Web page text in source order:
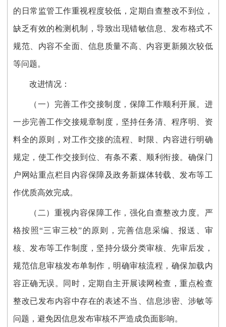
的日常监管工作重视程度较低，定期自查整改不到位，
缺乏有效的检测机制，导致出现错敏信息、发布格式不
规范、内容不全面、信息质量不高、内容更新频次较低
等问题。
改进情况：
（一） 完善工作交接制度，保障工作顺利开展。 进
一步完善工作交接规章制度，坚持任务清、程序明、资
料全的原则，对工作交接的流程、时限、内容进行明确
规定，使工作交接到位、有条不紊、顺利衔接。确保门
户网站重点栏目内容保障及政务新媒体转载、发布等工
作优质高效完成。
（ 二 ） 重视内容保障工作，强化自查整改力度。 严
格按照“三审三校”的原则， 完善信息采编、报送、审
核、发布等工作制度，坚持分级分类审核、先审后发，
规范信息审核发布单制作， 明确审核流程，确保加载内
容正确无误。 同时，定期自主开展读网检查，重点检查
整改已发布内容中存在的表述不当、信息涉密、涉敏等
问题，避免因信息发布审核不严造成负面影响。